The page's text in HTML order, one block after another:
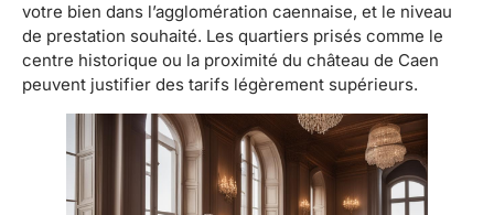
votre bien dans l’agglomération caennaise, et le niveau
de prestation souhaité. Les quartiers prisés comme le
centre historique ou la proximité du château de Caen
peuvent justifier des tarifs légèrement supérieurs.